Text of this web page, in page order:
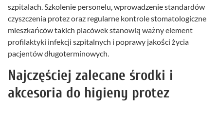
szpitalach. Szkolenie personelu, wprowadzenie standardów
czyszczenia protez oraz regularne kontrole stomatologiczne
mieszkańców takich placówek stanowią ważny element
profilaktyki infekcji szpitalnych i poprawy jakości życia
pacjentów długoterminowych.
Najczęściej zalecane środki i
akcesoria do higieny protez